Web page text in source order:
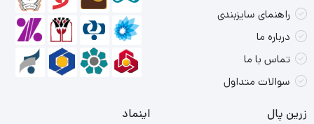
راهنمای سایزبندی
درباره ما
تماس با ما
سوالات متداول
زرین پال اینماد